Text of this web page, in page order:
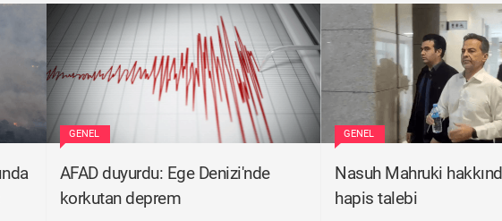
GENEL
AFAD duyurdu: Ege Denizi'nde
korkutan deprem
GENEL
Nasuh Mahruki
hapis talebi